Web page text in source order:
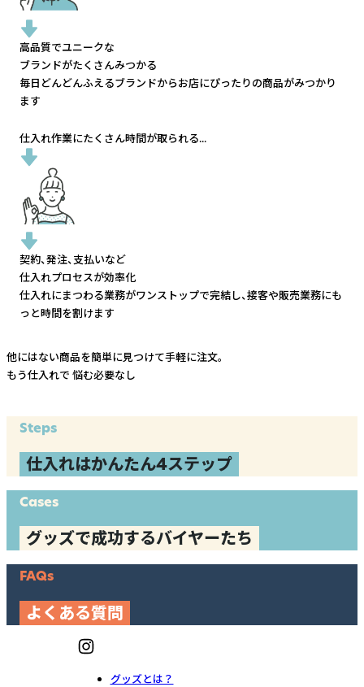
高品質でユニークな
ブランドがたくさんみつかる
毎日どんどんふえるブランドからお店にぴったりの商品がみつかり
ます
仕入れ作業にたくさん時間が取られる...
契約、発注、支払いなど
仕入れプロセスが効率化
仕入れにまつわる業務がワンストップで完結し、接客や販売業務にも
っと時間を割けます
他にはない商品を簡単に見つけて手軽に注文。
もう仕入れで 悩む必要なし
Steps
仕入れはかんたん4ステップ
Cases
グッズで成功するバイヤーたち
FAQs
よくある質問
グッズとは？